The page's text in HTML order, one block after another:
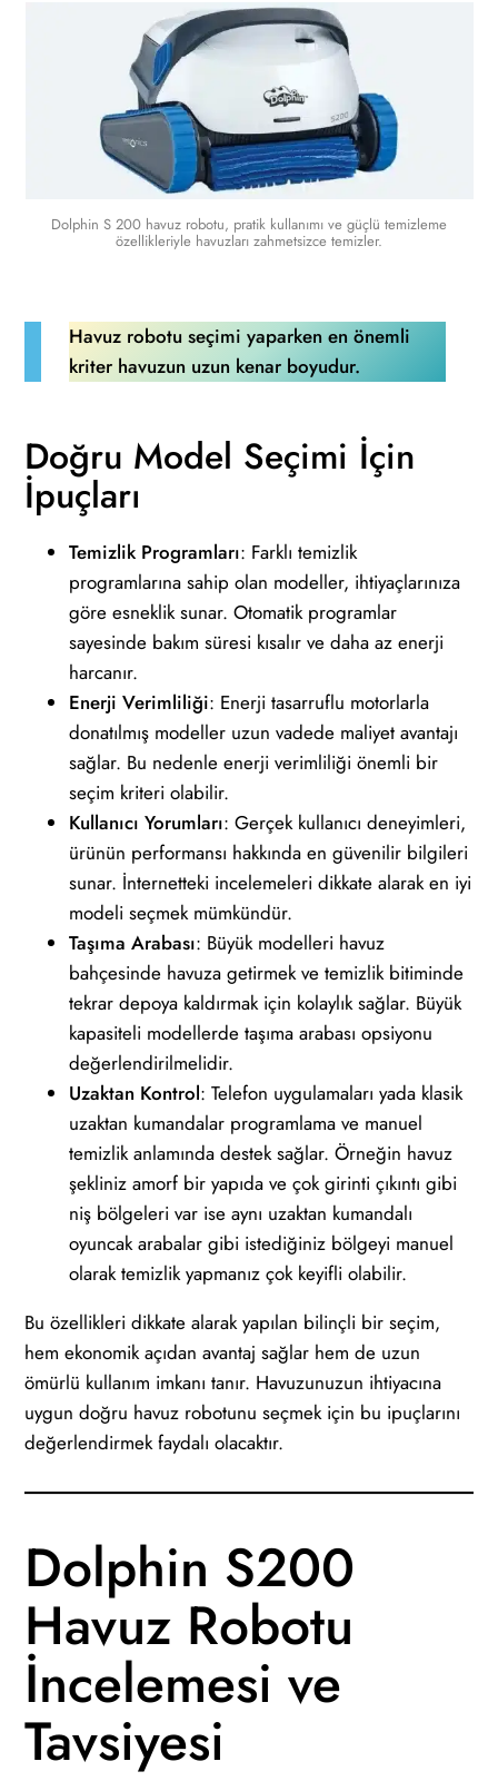
Dolphin S 200 havuz robotu, pratik kullanımı ve güçlü temizleme
özellikleriyle havuzları zahmetsizce temizler.
Havuz robotu seçimi yaparken en önemli
kriter havuzun uzun kenar boyudur.
Doğru Model Seçimi İçin
İpuçları
Temizlik Programları: Farklı temizlik
programlarına sahip olan modeller, ihtiyaçlarınıza
göre esneklik sunar. Otomatik programlar
sayesinde bakım süresi kısalır ve daha az enerji
harcanır.
Enerji Verimliliği: Enerji tasarruflu motorlarla
donatılmış modeller uzun vadede maliyet avantajı
sağlar. Bu nedenle enerji verimliliği önemli bir
seçim kriteri olabilir.
Kullanıcı Yorumları: Gerçek kullanıcı deneyimleri,
ürünün performansı hakkında en güvenilir bilgileri
sunar. İnternetteki incelemeleri dikkate alarak en iyi
modeli seçmek mümkündür.
Taşıma Arabası: Büyük modelleri havuz
bahçesinde havuza getirmek ve temizlik bitiminde
tekrar depoya kaldırmak için kolaylık sağlar. Büyük
kapasiteli modellerde taşıma arabası opsiyonu
değerlendirilmelidir.
Uzaktan Kontrol: Telefon uygulamaları yada klasik
uzaktan kumandalar programlama ve manuel
temizlik anlamında destek sağlar. Örneğin havuz
şekliniz amorf bir yapıda ve çok girinti çıkıntı gibi
niş bölgeleri var ise aynı uzaktan kumandalı
oyuncak arabalar gibi istediğiniz bölgeyi manuel
olarak temizlik yapmanız çok keyifli olabilir.
Bu özellikleri dikkate alarak yapılan bilinçli bir seçim,
hem ekonomik açıdan avantaj sağlar hem de uzun
ömürlü kullanım imkanı tanır. Havuzunuzun ihtiyacına
uygun doğru havuz robotunu seçmek için bu ipuçlarını
değerlendirmek faydalı olacaktır.
Dolphin S200
Havuz Robotu
İncelemesi ve
Tavsiyesi